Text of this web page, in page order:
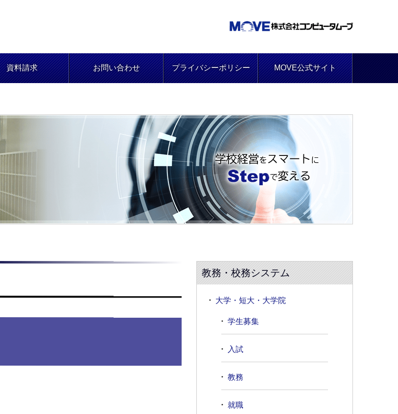
資料請求 お問い合わせ プライバシーポリシー MOVE公式サイト
教務・校務システム
大学・短大・大学院
学生募集
入試
教務
就職